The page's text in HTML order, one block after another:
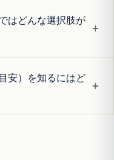
はどんな選択肢が
+
安）を知るにはど
+